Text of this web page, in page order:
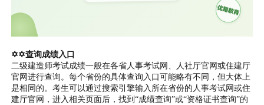
✡✡查询成绩入口
二级建造师考试成绩一般在各省人事考试网、人社厅官网或住建厅
官网进行查询。每个省份的具体查询入口可能略有不同，但大体上
是相同的。考生可以通过搜索引擎输入所在省份的人事考试网或住
建厅官网，进入相关页面后，找到“成绩查询”或“资格证书查询”的